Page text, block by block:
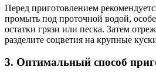
Перед приготовлением
промыть под проточной водой,
остатки грязи или песка. Затем
разделите соцветия на крупные
3. Оптимальный способ